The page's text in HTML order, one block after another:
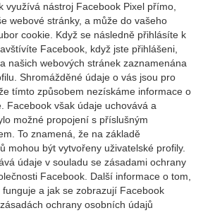
využívá nástroj Facebook Pixel přímo,
webové stránky, a může do vašeho
cookie. Když se následně přihlásíte k
Facebook, když jste přihlášeni,
našich webových stránek zaznamenána
Shromážděné údaje o vás jsou pro
tímto způsobem nezískáme informace o
Facebook však údaje uchovává a
možné propojení s příslušným
To znamená, že na základě
mohou být vytvořeny uživatelské profily.
údaje v souladu se zásadami ochrany
Facebook. Další informace o tom,
funguje a jak se zobrazují Facebook
ochrany osobních údajů